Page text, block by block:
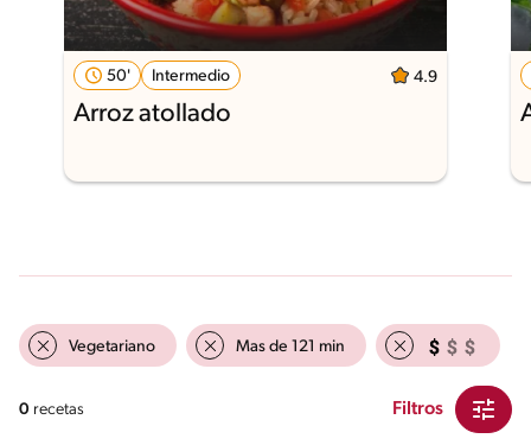
50' Intermedio 4.9
Arroz atollado
Vegetariano Mas de 121 min
0 recetas Filtros